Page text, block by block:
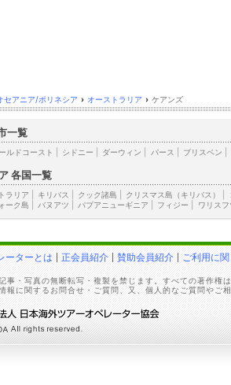
セアニア/ポリネシア › オーストラリア › ケアンズ
一覧
ルドコースト シドニー ダーウィン パース ブリスベン
各国一覧
ラリア キリバス クック諸島 クリスマス島（キリバス）
ーク島 バヌアツ パプアニューギニア フィジー ワリス
ーターとは 正会員紹介 賛助会員紹介 ご利用に
事・写真の無断転写・複製を禁じます。すべての著作権
報に関するお問合せ・ご質問、又、個人的なご質問やご